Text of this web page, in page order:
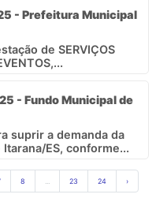
- Prefeitura Municipal
de SERVIÇOS
- Fundo Municipal de
suprir a demanda da
ES, conforme...
8 23 24 ›